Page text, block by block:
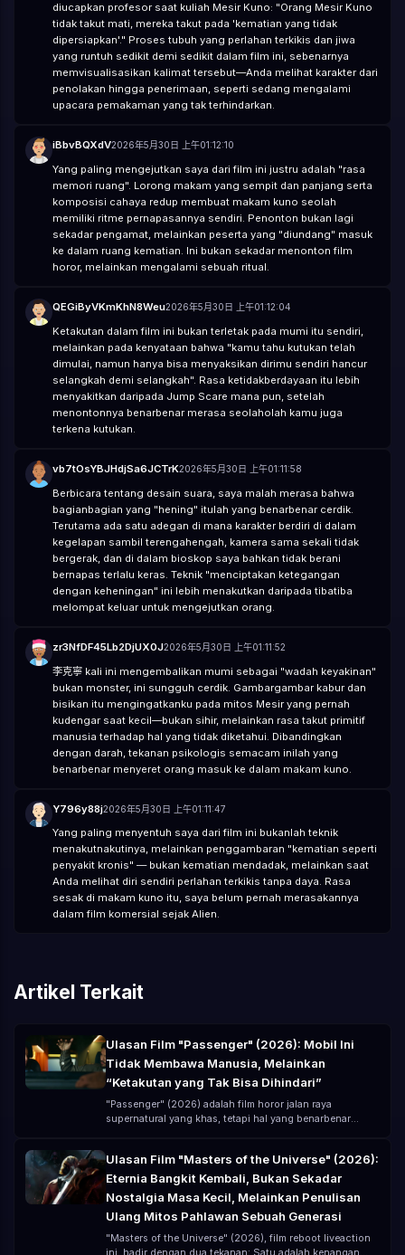
diucapkan profesor saat kuliah Mesir Kuno: "Orang Mesir Kuno
tidak takut mati, mereka takut pada 'kematian yang tidak
dipersiapkan'." Proses tubuh yang perlahan terkikis dan jiwa
yang runtuh sedikit demi sedikit dalam film ini, sebenarnya
memvisualisasikan kalimat tersebut—Anda melihat karakter dari
penolakan hingga penerimaan, seperti sedang mengalami
upacara pemakaman yang tak terhindarkan.
iBbvBQXdV2026年5月30日 上午01:12:10
Yang paling mengejutkan saya dari film ini justru adalah "rasa
memori ruang". Lorong makam yang sempit dan panjang serta
komposisi cahaya redup membuat makam kuno seolah
memiliki ritme pernapasannya sendiri. Penonton bukan lagi
sekadar pengamat, melainkan peserta yang "diundang" masuk
ke dalam ruang kematian. Ini bukan sekadar menonton film
horor, melainkan mengalami sebuah ritual.
QEGiByVKmKhN8Weu2026年5月30日 上午01:12:04
Ketakutan dalam film ini bukan terletak pada mumi itu sendiri,
melainkan pada kenyataan bahwa "kamu tahu kutukan telah
dimulai, namun hanya bisa menyaksikan dirimu sendiri hancur
selangkah demi selangkah". Rasa ketidakberdayaan itu lebih
menyakitkan daripada Jump Scare mana pun, setelah
menontonnya benarbenar merasa seolaholah kamu juga
terkena kutukan.
vb7tOsYBJHdjSa6JCTrK2026年5月30日 上午01:11:58
Berbicara tentang desain suara, saya malah merasa bahwa
bagianbagian yang "hening" itulah yang benarbenar cerdik.
Terutama ada satu adegan di mana karakter berdiri di dalam
kegelapan sambil terengahengah, kamera sama sekali tidak
bergerak, dan di dalam bioskop saya bahkan tidak berani
bernapas terlalu keras. Teknik "menciptakan ketegangan
dengan keheningan" ini lebih menakutkan daripada tibatiba
melompat keluar untuk mengejutkan orang.
zr3NfDF45Lb2DjUX0J2026年5月30日 上午01:11:52
李克寧 kali ini mengembalikan mumi sebagai "wadah keyakinan"
bukan monster, ini sungguh cerdik. Gambargambar kabur dan
bisikan itu mengingatkanku pada mitos Mesir yang pernah
kudengar saat kecil—bukan sihir, melainkan rasa takut primitif
manusia terhadap hal yang tidak diketahui. Dibandingkan
dengan darah, tekanan psikologis semacam inilah yang
benarbenar menyeret orang masuk ke dalam makam kuno.
Y796y88j2026年5月30日 上午01:11:47
Yang paling menyentuh saya dari film ini bukanlah teknik
menakutnakutinya, melainkan penggambaran "kematian seperti
penyakit kronis" — bukan kematian mendadak, melainkan saat
Anda melihat diri sendiri perlahan terkikis tanpa daya. Rasa
sesak di makam kuno itu, saya belum pernah merasakannya
dalam film komersial sejak Alien.
Artikel Terkait
Ulasan Film "Passenger" (2026): Mobil Ini
Tidak Membawa Manusia, Melainkan
“Ketakutan yang Tak Bisa Dihindari”
"Passenger" (2026) adalah film horor jalan raya
supernatural yang khas, tetapi hal yang benarbenar
sebenarnya Anda hanya “membawa bahaya itu bersama
Anda di dalam mobil”. Disutradarai oleh André Øvredal,
dibintangi oleh Jacob Scipio, Lou Llobell, dan Melissa
Leo, film ini menggunakan anggaran rendah (sekitar 15
juta dolar AS) untuk menciptakan pengalaman horor
yang sangat “menekan”.
Ulasan Film "Masters of the Universe" (2026):
Eternia Bangkit Kembali, Bukan Sekadar
Nostalgia Masa Kecil, Melainkan Penulisan
Ulang Mitos Pahlawan Sebuah Generasi
"Masters of the Universe" (2026), film reboot liveaction
ini, hadir dengan dua tekanan: Satu adalah kenangan